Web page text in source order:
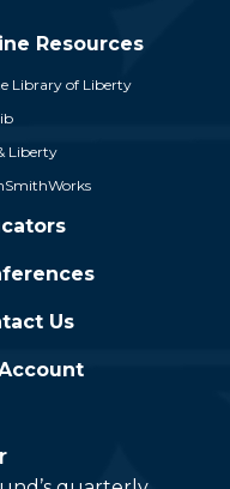
Resources
Library of Liberty
Liberty
Us